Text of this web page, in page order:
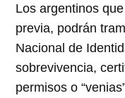
Los argentinos
previa, podrán
Nacional de
sobrevivencia,
permisos o venias